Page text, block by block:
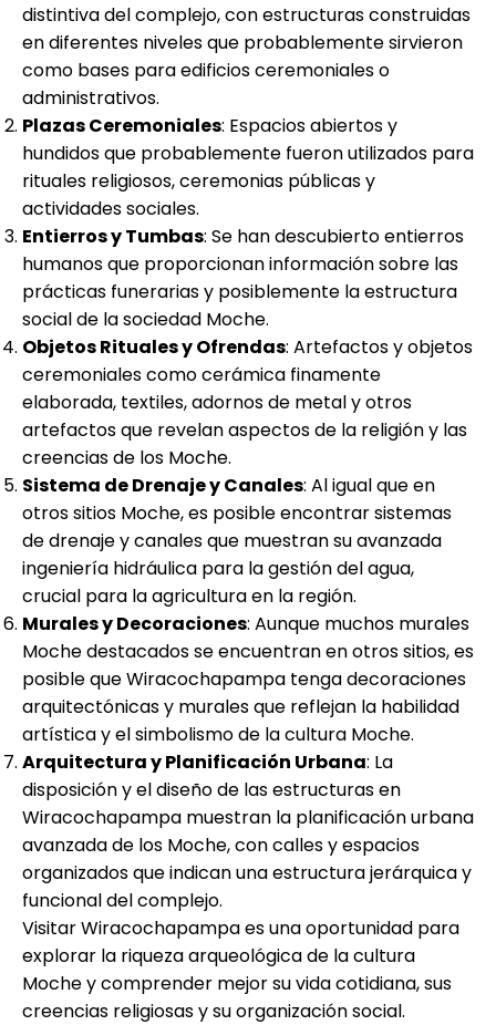
distintiva del complejo, con estructuras construidas
en diferentes niveles que probablemente sirvieron
como bases para edificios ceremoniales o
administrativos.
Plazas Ceremoniales: Espacios abiertos y
hundidos que probablemente fueron utilizados para
rituales religiosos, ceremonias públicas y
actividades sociales.
Entierros y Tumbas: Se han descubierto entierros
humanos que proporcionan información sobre las
prácticas funerarias y posiblemente la estructura
social de la sociedad Moche.
Objetos Rituales y Ofrendas: Artefactos y objetos
ceremoniales como cerámica finamente
elaborada, textiles, adornos de metal y otros
artefactos que revelan aspectos de la religión y las
creencias de los Moche.
Sistema de Drenaje y Canales: Al igual que en
otros sitios Moche, es posible encontrar sistemas
de drenaje y canales que muestran su avanzada
ingeniería hidráulica para la gestión del agua,
crucial para la agricultura en la región.
Murales y Decoraciones: Aunque muchos murales
Moche destacados se encuentran en otros sitios, es
posible que Wiracochapampa tenga decoraciones
arquitectónicas y murales que reflejan la habilidad
artística y el simbolismo de la cultura Moche.
Arquitectura y Planificación Urbana: La
disposición y el diseño de las estructuras en
Wiracochapampa muestran la planificación urbana
avanzada de los Moche, con calles y espacios
organizados que indican una estructura jerárquica y
funcional del complejo.
Visitar Wiracochapampa es una oportunidad para
explorar la riqueza arqueológica de la cultura
Moche y comprender mejor su vida cotidiana, sus
creencias religiosas y su organización social.